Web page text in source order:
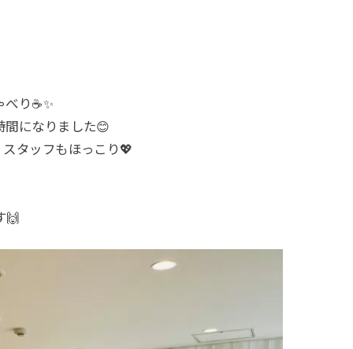
り☕✨
間になりました😊
タッフもほっこり💖
🙌